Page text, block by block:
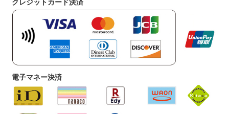
クレジットカード決済
電子マネー決済